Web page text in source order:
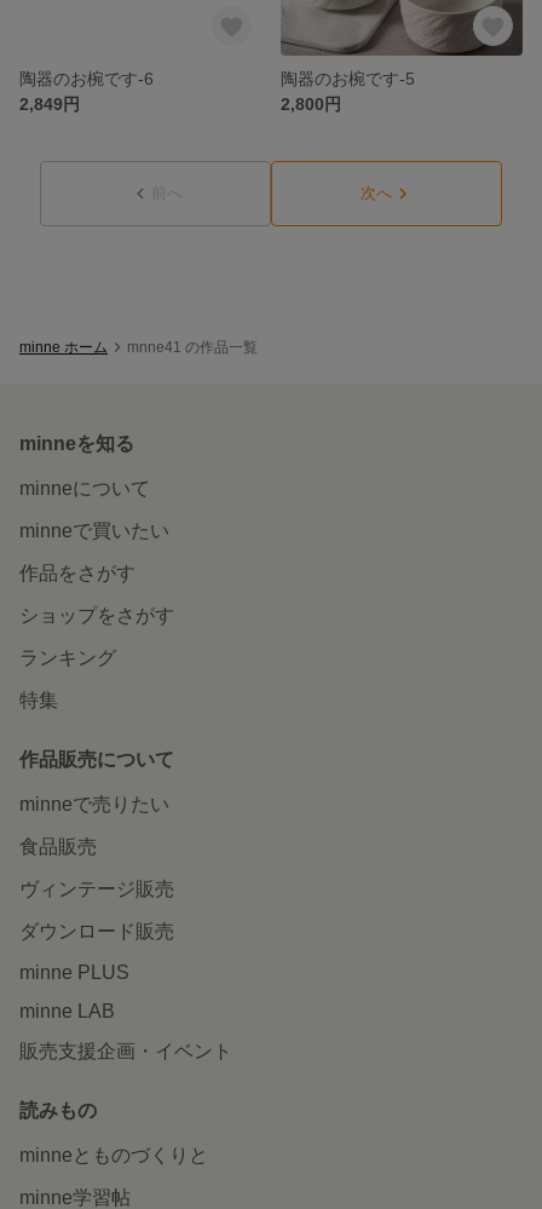
陶器のお椀です-6
2,849円
陶器のお椀です-5
2,800円
前へ 次へ
minne ホーム mnne41 の作品一覧
minneを知る
minneについて
minneで買いたい
作品をさがす
ショップをさがす
ランキング
特集
作品販売について
minneで売りたい
食品販売
ヴィンテージ販売
ダウンロード販売
minne PLUS
minne LAB
販売支援企画・イベント
読みもの
minneとものづくりと
minne学習帖